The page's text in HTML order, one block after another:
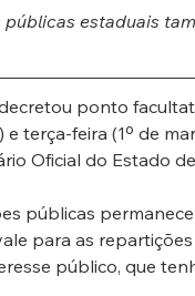
estaduais
ponto
terça-feira (1º de
Oficial do Estado
públicas
para as
público, que